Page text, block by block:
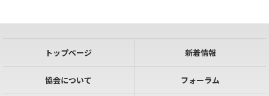
トップページ 新着情報
協会について フォーラム